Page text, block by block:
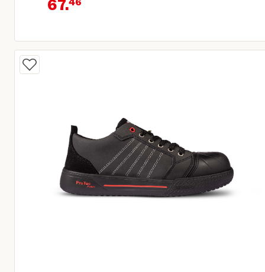
Oorspronkelijke prijs € 89,95
67.
Huidige prijs € 67,46